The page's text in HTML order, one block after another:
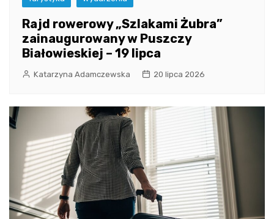
Rajd rowerowy „Szlakami Żubra”
zainaugurowany w Puszczy
Białowieskiej – 19 lipca
Katarzyna Adamczewska 20 lipca 2026